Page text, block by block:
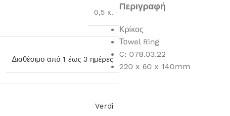
0,5 κ.
Διαθέσιμο από 1 έως 3 ημέρες
Verdi
Περιγραφή
Κρίκος
Τοwel Ring
C: 078.03.22
220 x 60 x 140mm